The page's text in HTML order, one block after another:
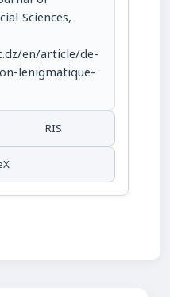
Sciences,
en/article/de-
lenigmatique-
RIS